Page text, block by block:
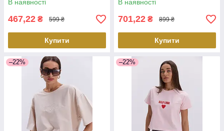
В наявності
467,22 ₴ 599 ₴
Купити
В наявності
701,22 ₴ 899 ₴
Купити
–22% –22%